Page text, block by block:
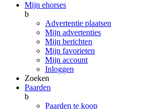
Mijn ehorses
b
Advertentie plaatsen
Mijn advertenties
Mijn berichten
Mijn favorieten
Mijn account
Inloggen
Zoeken
Paarden
b
Paarden te koop